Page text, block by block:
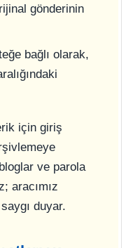
gönderinin
bağlı olarak,
için giriş
ve parola
aracımız
duyar.